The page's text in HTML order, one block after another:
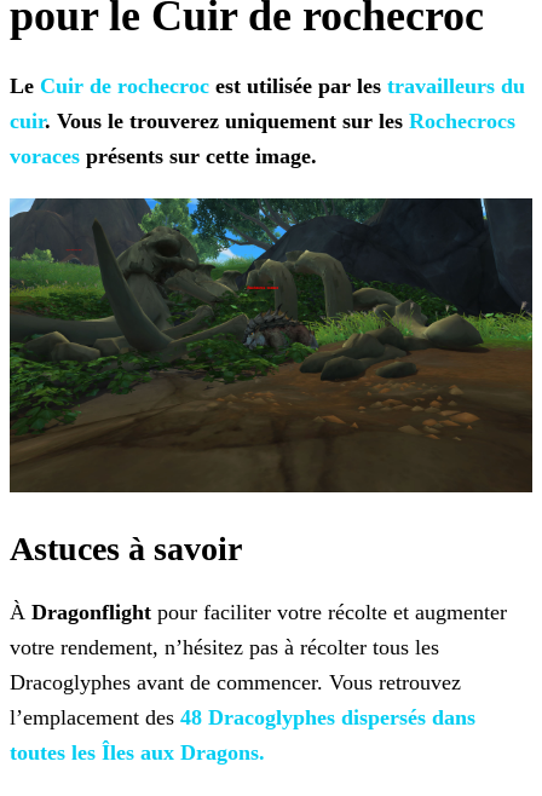
pour le Cuir de rochecroc
Le Cuir de rochecroc est utilisée par les travailleurs du
cuir. Vous le trouverez uniquement sur les Rochecrocs
voraces présents sur cette image.
Astuces à savoir
À Dragonflight pour faciliter votre récolte et augmenter
votre rendement, n’hésitez pas à récolter tous les
Dracoglyphes avant de commencer. Vous retrouvez
l’emplacement des 48 Dracoglyphes dispersés dans
toutes les Îles aux Dragons.